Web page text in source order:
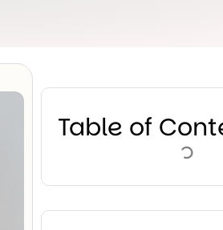
Table of